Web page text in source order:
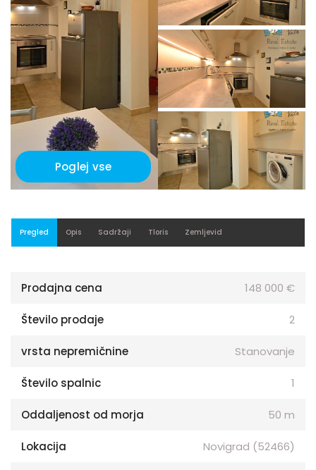
Poglej vse
Pregled Opis Sadržaji Tloris Zemljevid
Prodajna cena 148 000 €
Število prodaje 2
vrsta nepremičnine Stanovanje
Število spalnic 1
Oddaljenost od morja 50 m
Lokacija Novigrad (52466)